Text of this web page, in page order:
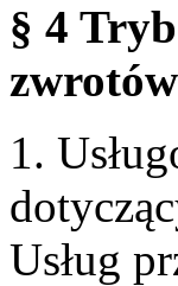
§ 4
zwrotów
1.
Usług